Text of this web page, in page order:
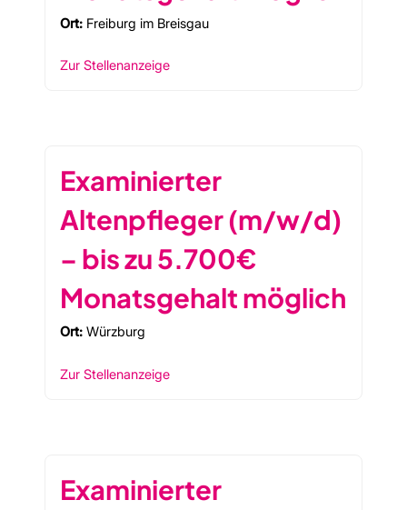
Ort: Freiburg im Breisgau
Zur Stellenanzeige
Examinierter
Altenpfleger (m/w/d)
– bis zu 5.700€
Monatsgehalt möglich
Ort: Würzburg
Zur Stellenanzeige
Examinierter